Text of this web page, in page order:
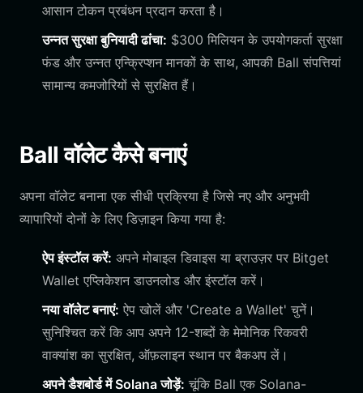
आसान टोकन प्रबंधन प्रदान करता है।
उन्नत सुरक्षा बुनियादी ढांचा: $300 मिलियन के उपयोगकर्ता सुरक्षा
फंड और उन्नत एन्क्रिप्शन मानकों के साथ, आपकी Ball संपत्तियां
सामान्य कमजोरियों से सुरक्षित हैं।
Ball वॉलेट कैसे बनाएं
अपना वॉलेट बनाना एक सीधी प्रक्रिया है जिसे नए और अनुभवी
व्यापारियों दोनों के लिए डिज़ाइन किया गया है:
ऐप इंस्टॉल करें: अपने मोबाइल डिवाइस या ब्राउज़र पर Bitget
Wallet एप्लिकेशन डाउनलोड और इंस्टॉल करें।
नया वॉलेट बनाएं: ऐप खोलें और 'Create a Wallet' चुनें।
सुनिश्चित करें कि आप अपने 12-शब्दों के मेमोनिक रिकवरी
वाक्यांश का सुरक्षित, ऑफ़लाइन स्थान पर बैकअप लें।
अपने डैशबोर्ड में Solana जोड़ें: चूंकि Ball एक Solana-